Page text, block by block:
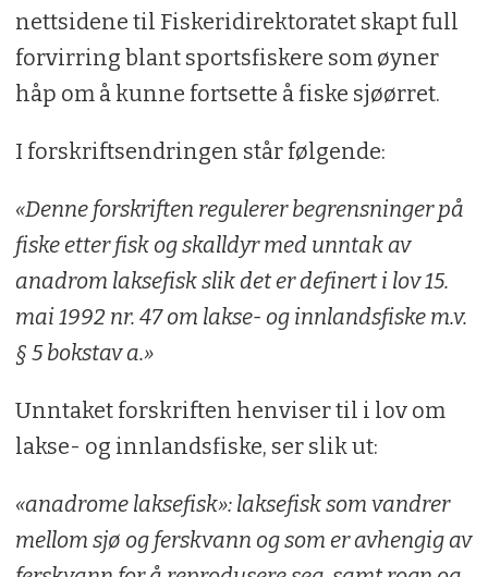
nettsidene til Fiskeridirektoratet skapt full
forvirring blant sportsfiskere som øyner
håp om å kunne fortsette å fiske sjøørret.
I forskriftsendringen står følgende:
«Denne forskriften regulerer begrensninger på
fiske etter fisk og skalldyr med unntak av
anadrom laksefisk slik det er definert i lov 15.
mai 1992 nr. 47 om lakse- og innlandsfiske m.v.
§ 5 bokstav a.»
Unntaket forskriften henviser til i lov om
lakse- og innlandsfiske, ser slik ut:
«anadrome laksefisk»: laksefisk som vandrer
mellom sjø og ferskvann og som er avhengig av